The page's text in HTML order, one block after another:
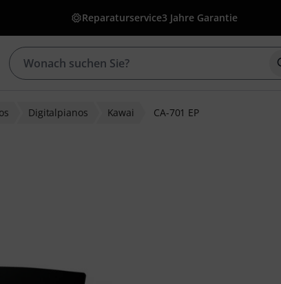
Reparaturservice3 Jahre Garantie
Digitalpianos Kawai CA-701 EP